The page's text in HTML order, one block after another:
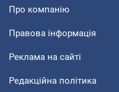
Про компанію
Правова інформація
Реклама на сайті
Редакційна політика